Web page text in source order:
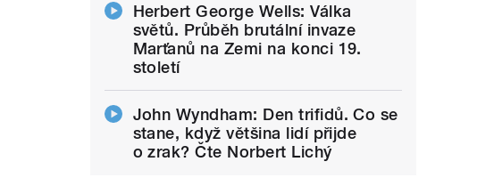
Herbert George Wells: Válka
světů. Průběh brutální invaze
Marťanů na Zemi na konci 19.
století
John Wyndham: Den trifidů. Co se
stane, když většina lidí přijde
o zrak? Čte Norbert Lichý